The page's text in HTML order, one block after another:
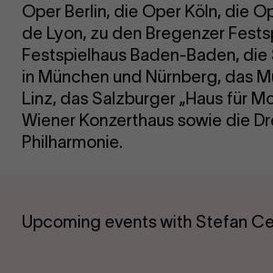
Oper Berlin, die Oper Köln, die
de Lyon, zu den Bregenzer
Festspielhaus Baden-Baden,
in München und Nürnberg, das
Linz, das Salzburger „Haus für
Wiener Konzerthaus sowie die
Philharmonie.
Upcoming events with Stefan